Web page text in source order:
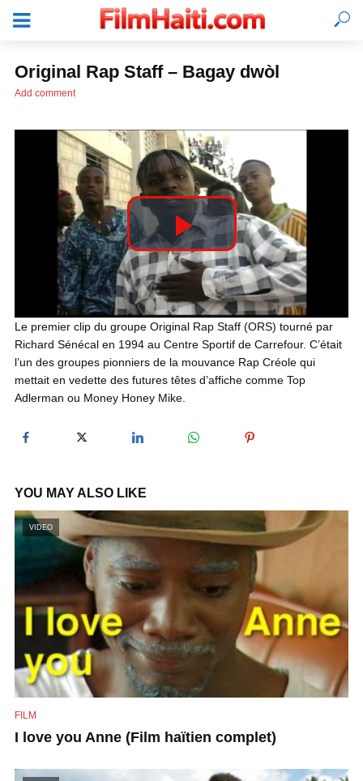
SE CONNECTER
Original Rap Staff – Bagay dwòl
Add comment
P
l
a
y
i
d
e
o
Le premier clip du groupe Original Rap Staff (ORS) tourné par
Richard Sénécal en 1994 au Centre Sportif de Carrefour. C’était
l’un des groupes pionniers de la mouvance Rap Créole qui
mettait en vedette des futures têtes d’affiche comme Top
Adlerman ou Money Honey Mike.
YOU MAY ALSO LIKE
VIDEO
FILM
I love you Anne (Film haïtien complet)